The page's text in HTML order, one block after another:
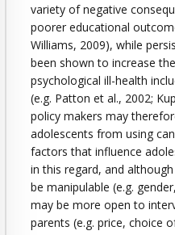
variety of negative
poorer educational
Williams, 2009), while
been shown to increase
psychological ill-health
(e.g. Patton et al., 2002;
policy makers may
adolescents from using
factors that influence
in this regard, and
be manipulable (e.g.
may be more open to
parents (e.g. price, choice